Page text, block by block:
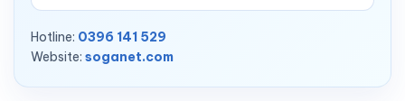
Hotline: 0396 141 529
Website: soganet.com